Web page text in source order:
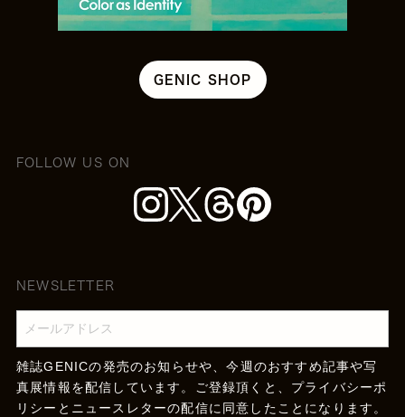
GENIC SHOP
FOLLOW US ON
NEWSLETTER
雑誌GENICの発売のお知らせや、今週のおすすめ記事や写
真展情報を配信しています。ご登録頂くと、 プライバシーポ
リシー とニュースレターの配信に同意したことになります。